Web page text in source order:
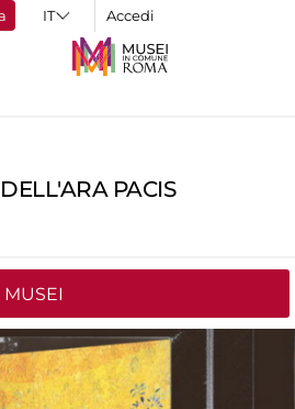
Accedi
PACIS
MUSEI